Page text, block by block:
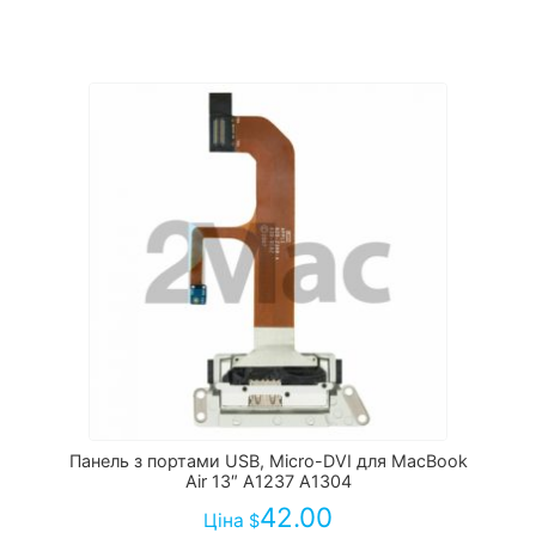
Панель з портами USB, Micro-DVI для MacBook
Air 13″ A1237 A1304
Ціна $42.00